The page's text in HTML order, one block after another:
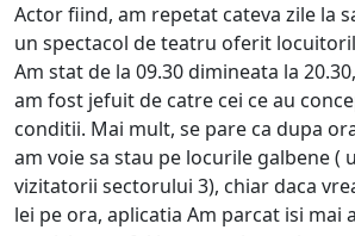
Actor fiind, am repetat cateva zile la
un spectacol de teatru oferit
Am stat de la 09.30 dimineata la
am fost jefuit de catre cei ce au
conditii. Mai mult, se pare ca dupa
am voie sa stau pe locurile galbene (
vizitatorii sectorului 3), chiar daca
lei pe ora, aplicatia Am parcat isi mai